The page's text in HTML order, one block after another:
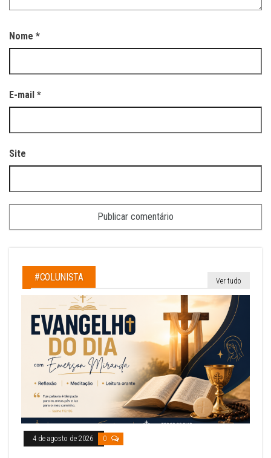
Nome *
E-mail *
Site
#COLUNISTA Ver tudo
4 de agosto de 2026 0